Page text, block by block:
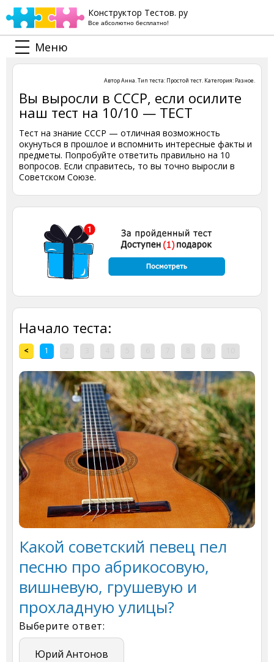
Конструктор Тестов. ру
Все абсолютно бесплатно!
Меню
АвторАнна. Тип теста: Простой тест. Категория: Разное.
Вы выросли в СССР, если осилите
наш тест на 10/10 — ТЕСТ
Тест на знание СССР — отличная возможность
окунуться в прошлое и вспомнить интересные факты и
предметы. Попробуйте ответить правильно на 10
вопросов. Если справитесь, то вы точно выросли в
Советском Союзе.
Начало теста:
< 1
Какой советский певец пел
песню про абрикосовую,
вишневую, грушевую и
прохладную улицы?
Выберите ответ:
Юрий Антонов